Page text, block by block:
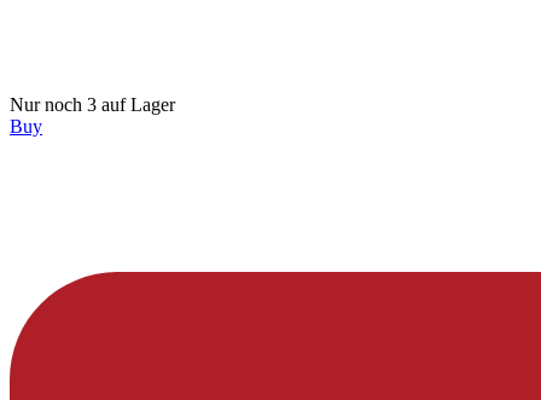
Nur noch 3 auf Lager
Buy